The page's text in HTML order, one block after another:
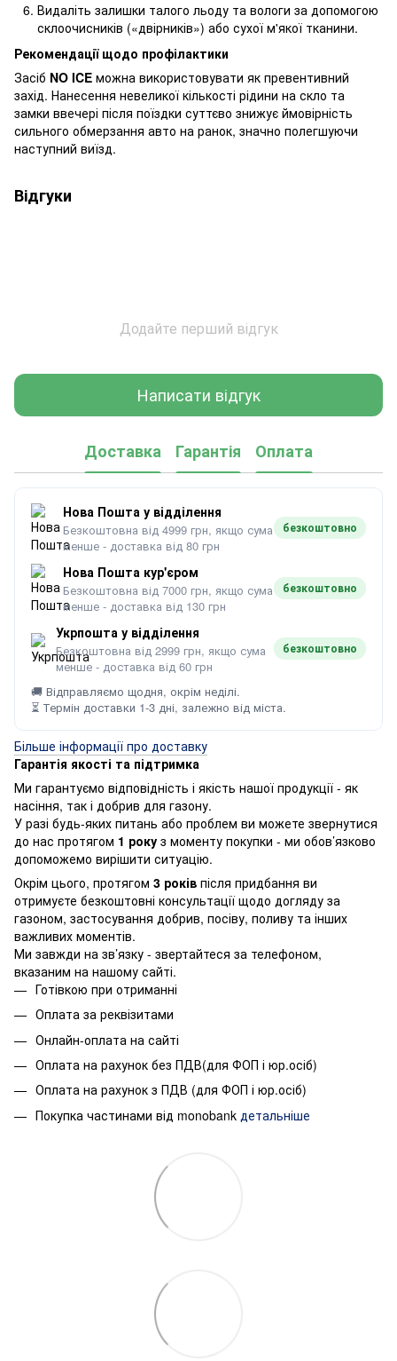
Видаліть залишки талого льоду та вологи за допомогою
склоочисників («двірників») або сухої м'якої тканини.
Рекомендації щодо профілактики
Засіб NO ICE можна використовувати як превентивний
захід. Нанесення невеликої кількості рідини на скло та
замки ввечері після поїздки суттєво знижує ймовірність
сильного обмерзання авто на ранок, значно полегшуючи
наступний виїзд.
Відгуки
Додайте перший відгук
Написати відгук
Доставка Гарантія Оплата
Нова Пошта у відділення
Безкоштовна від 4999 грн, якщо сума
менше - доставка від 80 грн
безкоштовно
Нова Пошта кур'єром
Безкоштовна від 7000 грн, якщо сума
менше - доставка від 130 грн
безкоштовно
Укрпошта у відділення
Безкоштовна від 2999 грн, якщо сума
менше - доставка від 60 грн
безкоштовно
🚚 Відправляємо щодня, окрім неділі.
⏳ Термін доставки 1-3 дні, залежно від міста.
Більше інформації про доставку
Гарантія якості та підтримка
Ми гарантуємо відповідність і якість нашої продукції - як
насіння, так і добрив для газону.
У разі будь-яких питань або проблем ви можете звернутися
до нас протягом 1 року з моменту покупки - ми обов’язково
допоможемо вирішити ситуацію.
Окрім цього, протягом 3 років після придбання ви
отримуєте безкоштовні консультації щодо догляду за
газоном, застосування добрив, посіву, поливу та інших
важливих моментів.
Ми завжди на зв’язку - звертайтеся за телефоном,
вказаним на нашому сайті.
Готівкою при отриманні
Оплата за реквізитами
Онлайн-оплата на сайті
Оплата на рахунок без ПДВ(для ФОП і юр.осіб)
Оплата на рахунок з ПДВ (для ФОП і юр.осіб)
Покупка частинами від monobank детальніше